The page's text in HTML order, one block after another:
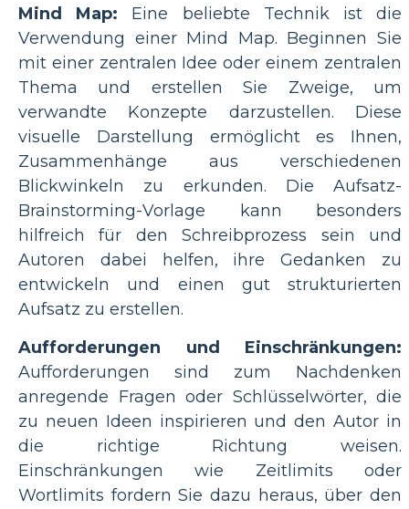
Mind Map: Eine beliebte Technik ist die
Verwendung einer Mind Map. Beginnen Sie
mit einer zentralen Idee oder einem zentralen
Thema und erstellen Sie Zweige, um
verwandte Konzepte darzustellen. Diese
visuelle Darstellung ermöglicht es Ihnen,
Zusammenhänge aus verschiedenen
Blickwinkeln zu erkunden. Die Aufsatz-
Brainstorming-Vorlage kann besonders
hilfreich für den Schreibprozess sein und
Autoren dabei helfen, ihre Gedanken zu
entwickeln und einen gut strukturierten
Aufsatz zu erstellen.
Aufforderungen und Einschränkungen:
Aufforderungen sind zum Nachdenken
anregende Fragen oder Schlüsselwörter, die
zu neuen Ideen inspirieren und den Autor in
die richtige Richtung weisen.
Einschränkungen wie Zeitlimits oder
Wortlimits fordern Sie dazu heraus, über den